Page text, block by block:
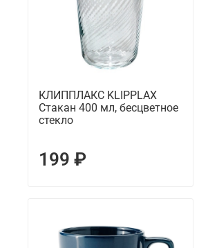
КЛИППЛАКС KLIPPLAX
Стакан 400 мл, бесцветное
стекло
199 ₽